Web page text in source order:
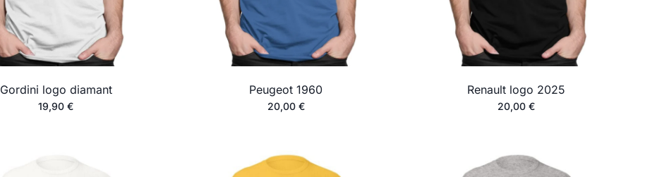
Gordini logo diamant
19,90 €
Peugeot 1960
20,00 €
Renault logo 2025
20,00 €